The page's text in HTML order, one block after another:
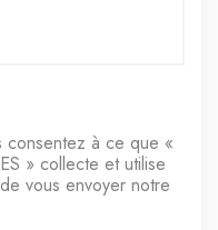
consentez à ce que «
» collecte et utilise
vous envoyer notre